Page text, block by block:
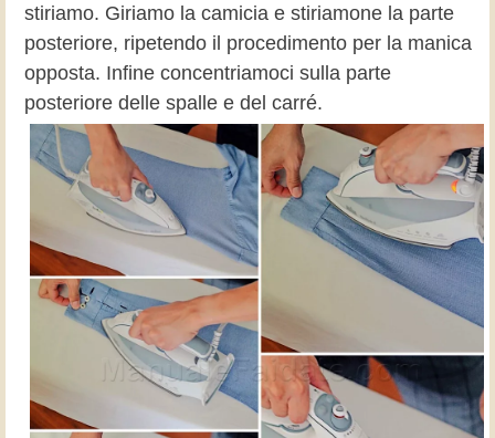
stiriamo. Giriamo la camicia e stiriamone la parte
posteriore, ripetendo il procedimento per la manica
opposta. Infine concentriamoci sulla parte
posteriore delle spalle e del carré.